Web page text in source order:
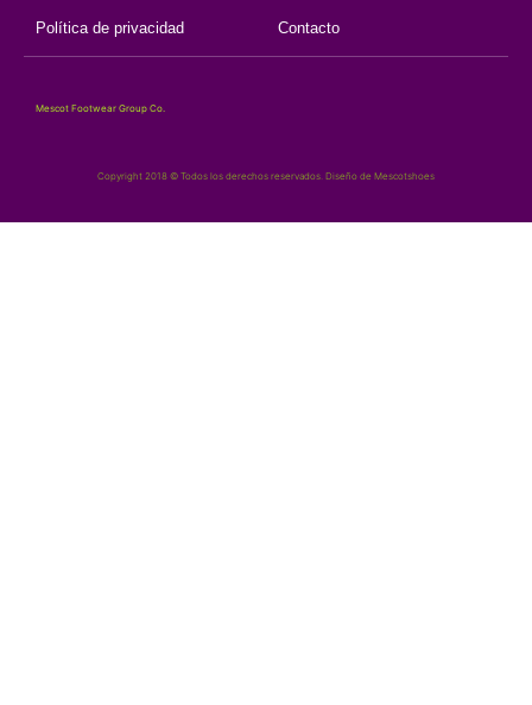
Política de privacidad Contacto
Mescot Footwear Group Co.
Copyright 2018 © Todos los derechos reservados. Diseño de Mescotshoes